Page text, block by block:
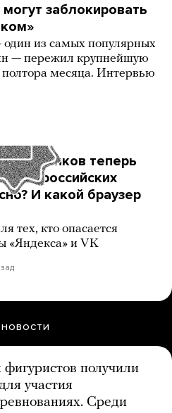
заблокировать
из самых популярных
— пережил крупнейшую
полтора месяца. Интервью
банков теперь
в российских
И какой браузер
тех, кто опасается
«Яндекса» и VK
получили
участия
Среди